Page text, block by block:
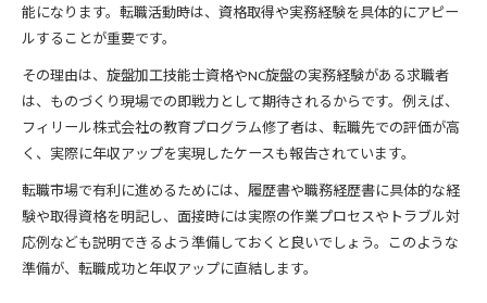
能になります。転職活動時は、資格取得や実務経験を具体的にアピー
ルすることが重要です。
その理由は、旋盤加工技能士資格やNC旋盤の実務経験がある求職者
は、ものづくり現場での即戦力として期待されるからです。例えば、
フィリール株式会社の教育プログラム修了者は、転職先での評価が高
く、実際に年収アップを実現したケースも報告されています。
転職市場で有利に進めるためには、履歴書や職務経歴書に具体的な経
験や取得資格を明記し、面接時には実際の作業プロセスやトラブル対
応例なども説明できるよう準備しておくと良いでしょう。このような
準備が、転職成功と年収アップに直結します。